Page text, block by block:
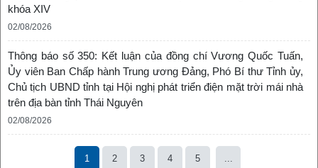
khóa XIV
02/08/2026
Thông báo số 350: Kết luận của đồng chí Vương Quốc Tuấn,
Ủy viên Ban Chấp hành Trung ương Đảng, Phó Bí thư Tỉnh ủy,
Chủ tịch UBND tỉnh tại Hội nghị phát triển điện mặt trời mái nhà
trên địa bàn tỉnh Thái Nguyên
02/08/2026
1 2 3 4 5 ...